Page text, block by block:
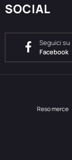
SOCIAL
Seguici su
Facebook
Reso merce